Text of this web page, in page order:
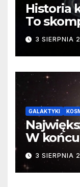
Historia
To
3 SIERPNIA
GALAKTYKI
W
3 SIERPNIA